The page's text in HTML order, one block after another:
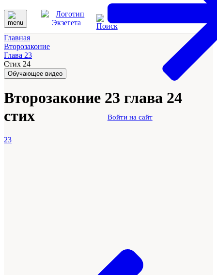
Войти на сайт
Главная
Второзаконие
Глава 23
Стих 24
Обучающее видео
Второзаконие 23 глава 24
стих
23